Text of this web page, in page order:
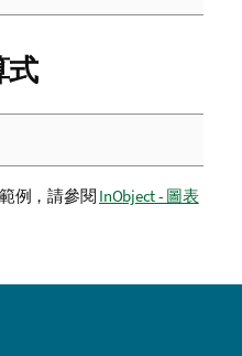
式
例，請參閱 InObject - 圖表